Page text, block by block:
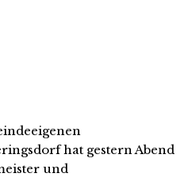
hat gestern Abend
und